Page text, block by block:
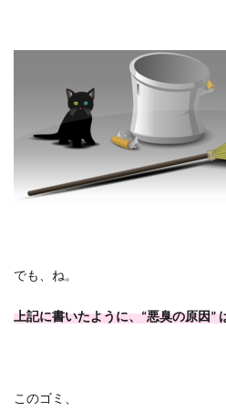
でも、ね。
上記に書いたように、“悪臭の原因”
このゴミ、